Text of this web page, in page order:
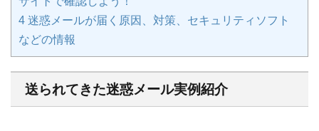
4 迷惑メールが届く原因、対策、セキュリティソフト
などの情報
送られてきた迷惑メール実例紹介